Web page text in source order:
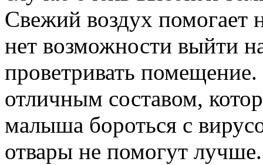
Свежий воздух помогает
нет возможности выйти
проветривать
отличным составом,
малыша бороться с
отвары не помогут лучше.